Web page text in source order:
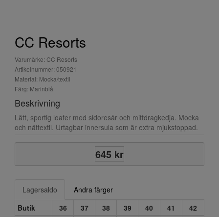
CC Resorts
Varumärke: CC Resorts
Artikelnummer: 050921
Material: Mocka/textil
Färg: Marinblå
Beskrivning
Lätt, sportig loafer med sidoresår och mittdragkedja. Mocka
och nättextil. Urtagbar innersula som är extra mjukstoppad.
645 kr
Lagersaldo
Andra färger
Butik
36 37 38 39 40 41 42